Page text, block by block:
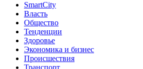
SmartCity
Власть
Общество
Тенденции
Здоровье
Экономика и бизнес
Происшествия
Транспорт